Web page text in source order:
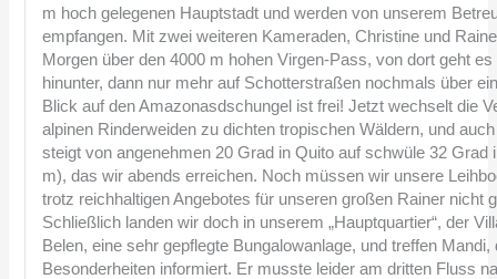
m hoch gelegenen Hauptstadt und werden von unserem
empfangen. Mit zwei weiteren Kameraden, Christine und
Morgen über den 4000 m hohen Virgen-Pass, von dort geht
hinunter, dann nur mehr auf Schotterstraßen nochmals über
Blick auf den Amazonasdschungel ist frei! Jetzt wechselt die
alpinen Rinderweiden zu dichten tropischen Wäldern, und
steigt von angenehmen 20 Grad in Quito auf schwüle 32 Grad
m), das wir abends erreichen. Noch müssen wir unsere
trotz reichhaltigen Angebotes für unseren großen Rainer nicht
Schließlich landen wir doch in unserem „Hauptquartier“, der
Belen, eine sehr gepflegte Bungalowanlage, und treffen Mandi,
Besonderheiten informiert. Er musste leider am dritten Fluss